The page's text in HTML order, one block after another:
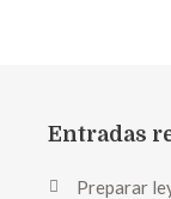
Entradas
Preparar